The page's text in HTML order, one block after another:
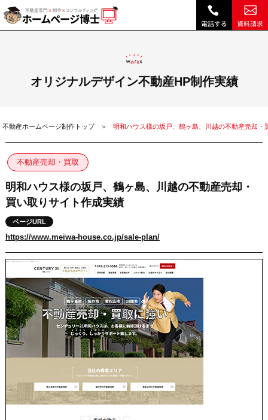
明和ハウス様の坂戸、鶴ヶ島、川越の不動産売却・買い取りサイト作成実績|ホームページ博士（博士.com）
オリジナルデザイン不動産HP制作実績
不動産ホームページ制作トップ 明和ハウス様の坂戸、鶴ヶ島、川越の不動産売却・
不動産売却・買取
明和ハウス様の坂戸、鶴ヶ島、川越の不動産売却・
買い取りサイト作成実績
ページURL
https://www.meiwa-house.co.jp/sale-plan/